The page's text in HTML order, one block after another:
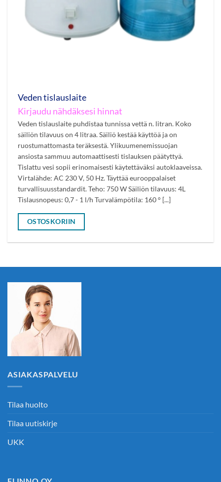
Veden tislauslaite
Kirjaudu nähdäksesi hinnat
Veden tislauslaite puhdistaa tunnissa vettä n. litran. Koko
säiliön tilavuus on 4 litraa. Säiliö kestää käyttöä ja on
ruostumattomasta teräksestä. Ylikuumenemissuojan
ansiosta sammuu automaattisesti tislauksen päätyttyä.
Tislattu vesi sopii erinomaisesti käytettäväksi autoklaaveissa.
Virtalähde: AC 230 V, 50 Hz. Täyttää eurooppalaiset
turvallisuusstandardit. Teho: 750 W Säiliön tilavuus: 4L
Tislausnopeus: 0,7 - 1 l/h Turvalämpötila: 160 ° [...]
OSTOSKORIIN
ASIAKASPALVELU
Tilaa huolto
Tilaa uutiskirje
UKK